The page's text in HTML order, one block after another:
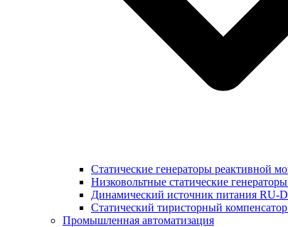
Статические генераторы
Низковольтные статические
Динамический источник питания RU-
Cтатический тиристорный
Промышленная автоматизация